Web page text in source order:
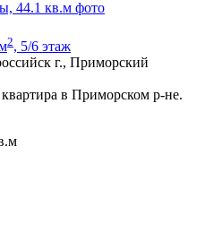
2, 5/6 этаж
г., Приморский
в Приморском р-не.